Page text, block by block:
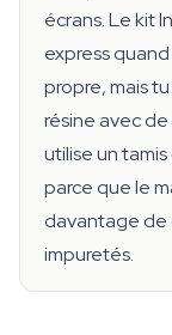
écrans. Le kit
express
propre, mais
résine avec
utilise un
parce que le
davantage de
impuretés.